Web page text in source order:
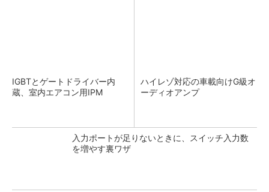
IGBTとゲートドライバー内
蔵、室内エアコン用IPM
ハイレゾ対応の車載向けG級オ
ーディオアンプ
入力ポートが足りないときに、スイッチ入力数
を増やす裏ワザ